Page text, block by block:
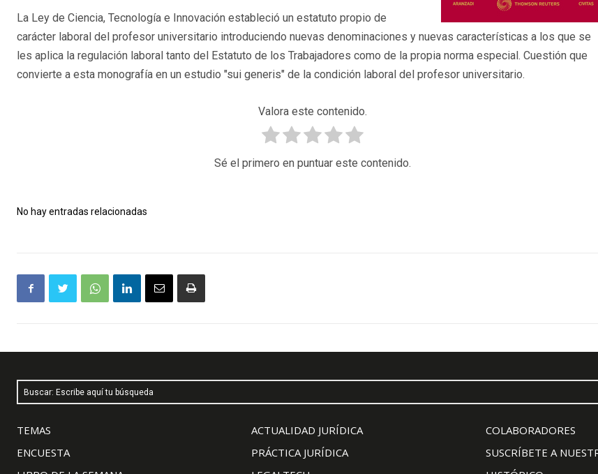
La Ley de Ciencia, Tecnología e Innovación estableció un estatuto propio de
carácter laboral del profesor universitario introduciendo nuevas denominaciones y nuevas características a los que se
les aplica la regulación laboral tanto del Estatuto de los Trabajadores como de la propia norma especial. Cuestión que
convierte a esta monografía en un estudio "sui generis" de la condición laboral del profesor universitario.
Valora este contenido.
Sé el primero en puntuar este contenido.
No hay entradas relacionadas
Buscar: Escribe aquí tu búsqueda
TEMAS
ENCUESTA
ACTUALIDAD JURÍDICA
PRÁCTICA JURÍDICA
COLABORADORES
SUSCRÍBETE A